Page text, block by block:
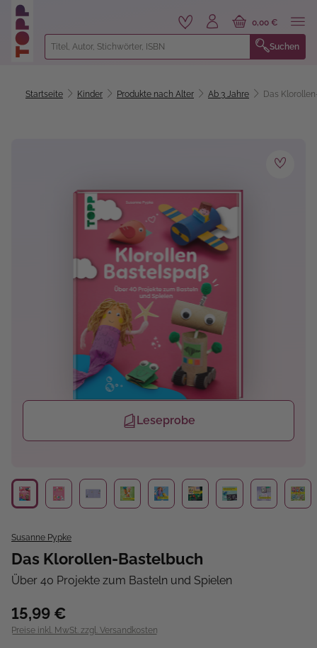
springen
Suchen
0,00 €
Startseite Kinder Produkte nach Alter Ab 3 Jahre Das
Leseprobe
Susanne Pypke
Das Klorollen-Bastelbuch
Über 40 Projekte zum Basteln und Spielen
15,99 €
Preise inkl. MwSt. zzgl. Versandkosten